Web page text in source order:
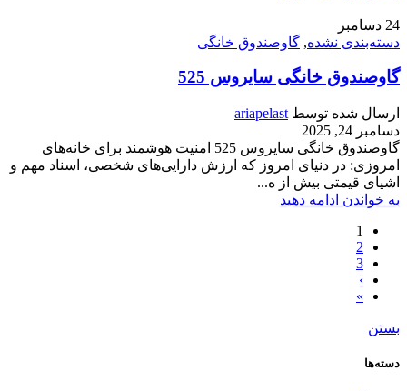
24 دسامبر
دسته‌بندی نشده, گاوصندوق خانگی
گاوصندوق خانگی سایروس 525
ارسال شده توسط ariapelast
دسامبر 24, 2025
گاوصندوق خانگی سایروس 525 امنیت هوشمند برای خانه‌های
امروزی: در دنیای امروز که ارزش دارایی‌های شخصی، اسناد مهم و
اشیای قیمتی بیش از ه...
به خواندن ادامه دهید
1
2
3
›
»
بستن
دسته‌ها